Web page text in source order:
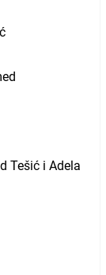
Tešić i Adela